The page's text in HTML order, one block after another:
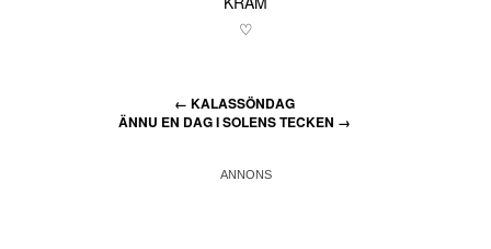
♡
← KALASSÖNDAG
ÄNNU EN DAG I SOLENS TECKEN →